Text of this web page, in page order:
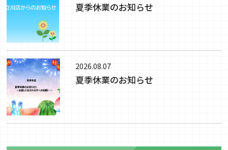
夏季休業のお知らせ
2026.08.07
夏季休業のお知らせ